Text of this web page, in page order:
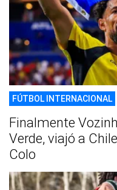
FÚTBOL INTERNACIONAL
Finalmente
Verde, viajó a
Colo